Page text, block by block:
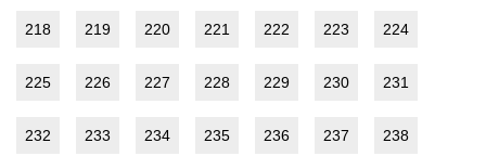
218 219 220 221 222 223 224
225 226 227 228 229 230 231
232 233 234 235 236 237 238